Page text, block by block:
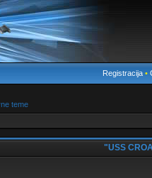
Registracija•
teme
"USS